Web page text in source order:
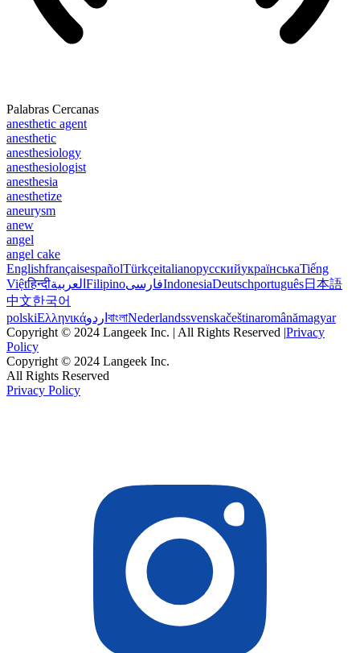
Palabras Cercanas
anesthetic agent
anesthetic
anesthesiology
anesthesiologist
anesthesia
anesthetize
aneurysm
anew
angel
angel cake
EnglishfrançaisespañolTürkçeitalianoрусскийукраїнськаTiếng
Việtहिन्दीالعربية FilipinoفارسیIndonesiaDeutschportuguês日本語
中文한국어
polskiΕλληνικάاردو বাংলাNederlandssvenskačeštinaromânămagyar
Copyright © 2024 Langeek Inc. | All Rights Reserved |Privacy
Policy
Copyright © 2024 Langeek Inc.
All Rights Reserved
Privacy Policy